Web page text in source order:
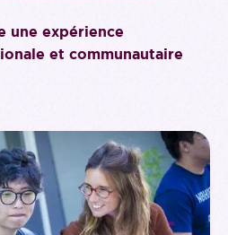
une expérience
et communautaire